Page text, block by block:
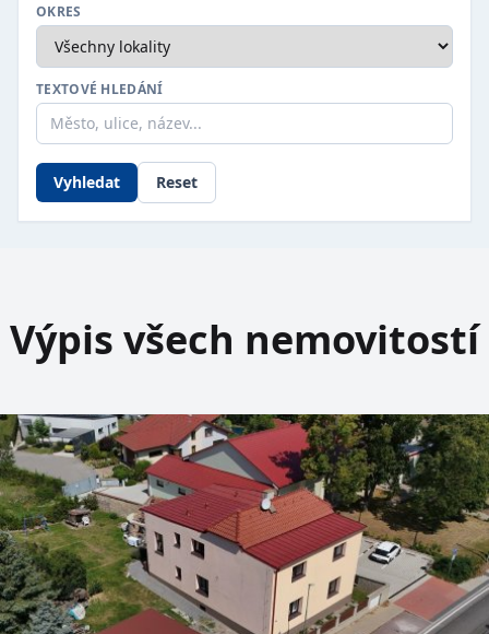
OKRES
TEXTOVÉ HLEDÁNÍ
Vyhledat Reset
Výpis všech nemovitostí